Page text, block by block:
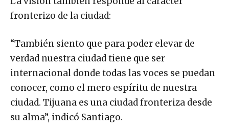
fronterizo de la ciudad:
“También siento que para poder elevar de
verdad nuestra ciudad tiene que ser
internacional donde todas las voces se puedan
conocer, como el mero espíritu de nuestra
ciudad. Tijuana es una ciudad fronteriza desde
su alma”, indicó Santiago.